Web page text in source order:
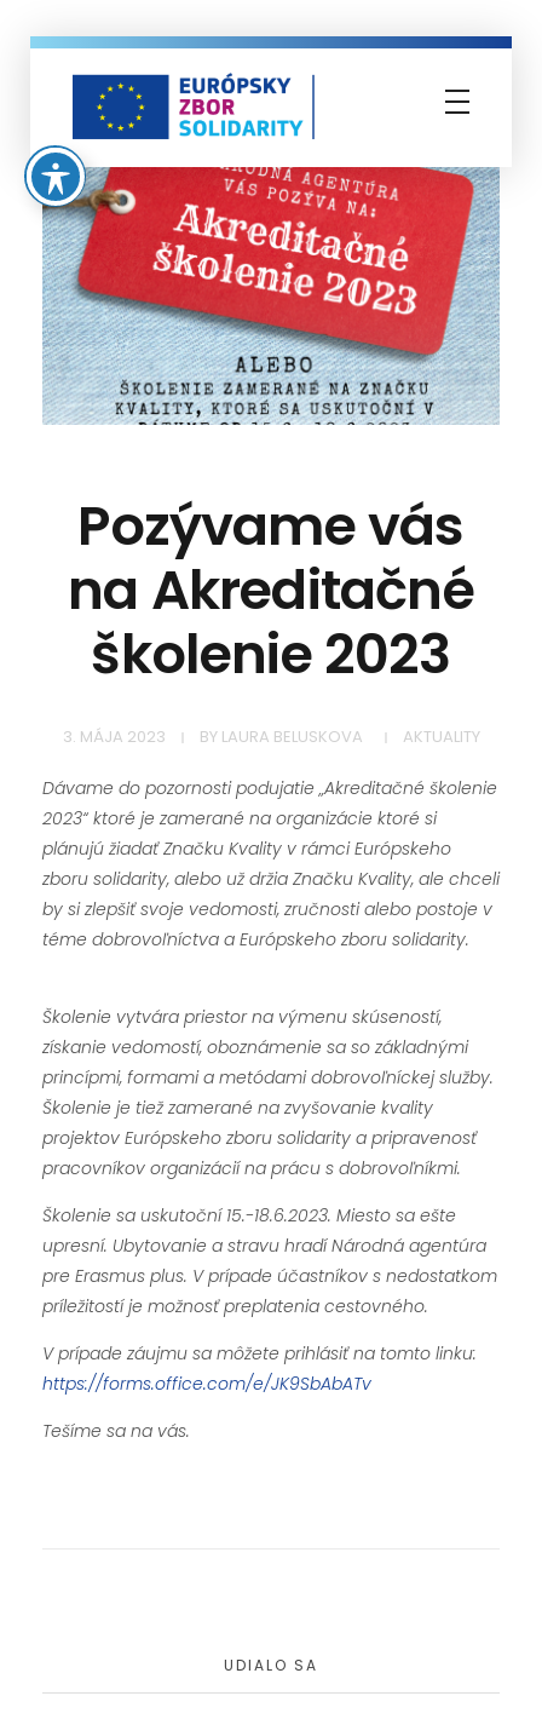
Pozývame vás
na Akreditačné
školenie 2023
3. MÁJA 2023 BY LAURA BELUSKOVA AKTUALITY
Dávame do pozornosti podujatie „Akreditačné školenie
2023“ ktoré je zamerané na organizácie ktoré si
plánujú žiadať Značku Kvality v rámci Európskeho
zboru solidarity, alebo už držia Značku Kvality, ale chceli
by si zlepšiť svoje vedomosti, zručnosti alebo postoje v
téme dobrovoľníctva a Európskeho zboru solidarity.
Školenie vytvára priestor na výmenu skúseností,
získanie vedomostí, oboznámenie sa so základnými
princípmi, formami a metódami dobrovoľníckej služby.
Školenie je tiež zamerané na zvyšovanie kvality
projektov Európskeho zboru solidarity a pripravenosť
pracovníkov organizácií na prácu s dobrovoľníkmi.
Školenie sa uskutoční 15.-18.6.2023. Miesto sa ešte
upresní. Ubytovanie a stravu hradí Národná agentúra
pre Erasmus plus. V prípade účastníkov s nedostatkom
príležitostí je možnosť preplatenia cestovného.
V prípade záujmu sa môžete prihlásiť na tomto linku:
https://forms.office.com/e/JK9SbAbATv
Tešíme sa na vás.
UDIALO SA